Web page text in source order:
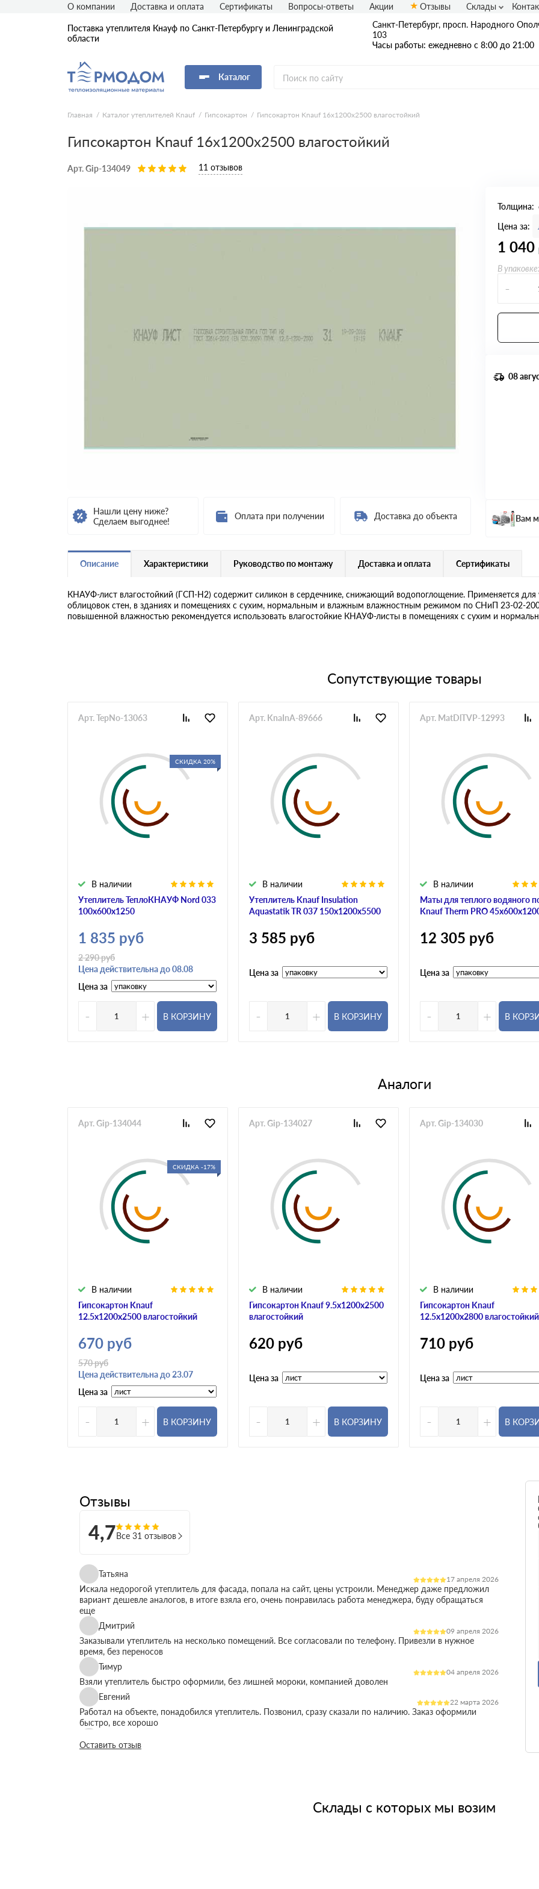
Поставка утеплителя Кнауф по Санкт-Петербургу и Ленинградской
области
Санкт-Петербург, просп. Народного
103
Часы работы: ежедневно с 8:00 до 21:00
Каталог
О компании Доставка и оплата Сертификаты Вопросы-ответы Акции Отзывы Склады
Главная Каталог утеплителей Knauf Гипсокартон Гипсокартон Knauf 16x1200x2500 влагостойкий
Гипсокартон Knauf 16x1200x2500 влагостойкий
Арт. Gip-134049 11 отзывов
Нашли цену ниже?
Сделаем выгоднее!
Оплата при получении Доставка до объекта
Толщина:
Цена за:
1 040
В
-
08
Вам
Описание Характеристики Руководство по монтажу Доставка и оплата Сертификаты
КНАУФ-лист влагостойкий (ГСП-Н2) содержит силикон в сердечнике, снижающий водопоглощение. Применяется для
облицовок стен, в зданиях и помещениях с сухим, нормальным и влажным влажностным режимом по СНиП 23-02-
повышенной влажностью рекомендуется использовать влагостойкие КНАУФ-листы в помещениях с сухим и
Сопутствующие товары
СКИДКА 20%
Утеплитель ТеплоКНАУФ Nord 033
100х600х1250
В наличии
Арт. TepNo-13063
1 835 руб
2 290руб
Цена действительна до 08.08
Цена за
- + В КОРЗИНУ
Утеплитель Knauf Insulation
Aquastatik TR 037 150х1200х5500
В наличии
Арт. KnaInA-89666
3 585 руб
Цена за
- + В КОРЗИНУ
Маты для теплого водяного
Knauf Therm PRO
В наличии
Арт. MatDlTVP-12993
12 305 руб
Цена за
- + В
Аналоги
СКИДКА -17%
Гипсокартон Knauf
12.5x1200x2500 влагостойкий
В наличии
Арт. Gip-134044
670 руб
570руб
Цена действительна до 23.07
Цена за
- + В КОРЗИНУ
Гипсокартон Knauf 9.5x1200x2500
влагостойкий
В наличии
Арт. Gip-134027
620 руб
Цена за
- + В КОРЗИНУ
Гипсокартон Knauf
12.5x1200x2800 влагостойкий
В наличии
Арт. Gip-134030
710 руб
Цена за
- + В
Отзывы
4,7Все 31 отзывов
Татьяна
17 апреля 2026
Искала недорогой утеплитель для фасада, попала на сайт, цены устроили. Менеджер даже предложил
вариант дешевле аналогов, в итоге взяла его, очень понравилась работа менеджера, буду обращаться
еще
Дмитрий
09 апреля 2026
Заказывали утеплитель на несколько помещений. Все согласовали по телефону. Привезли в нужное
время, без переносов
Тимур
04 апреля 2026
Взяли утеплитель быстро оформили, без лишней мороки, компанией доволен
Евгений
22 марта 2026
Работал на объекте, понадобился утеплитель. Позвонил, сразу сказали по наличию. Заказ оформили
быстро, все хорошо
Все по телефону объяснили просто, без сложных слов. Доставили быстро, помогли с выбором
01 февраля 2026
Помогли с расчетами, все использовали, практически без остатка
Оставить отзыв
Склады с которых мы возим